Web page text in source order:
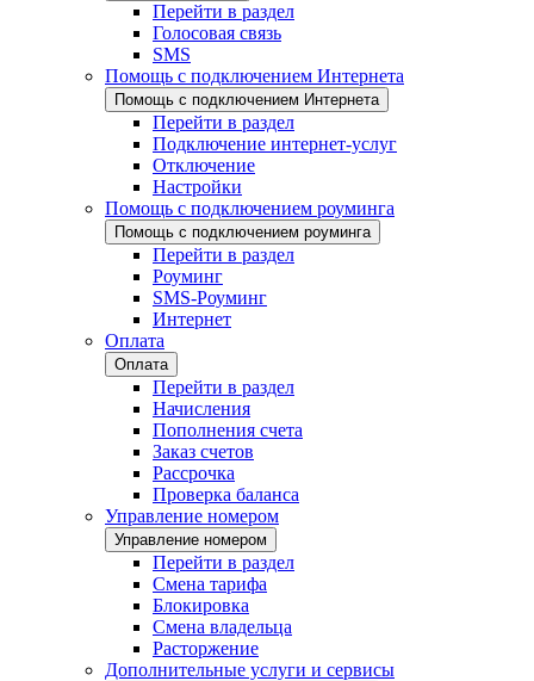
Перейти в раздел
Голосовая связь
SMS
Помощь с подключением Интернета
Помощь с подключением Интернета
Перейти в раздел
Подключение интернет-услуг
Отключение
Настройки
Помощь с подключением роуминга
Помощь с подключением роуминга
Перейти в раздел
Роуминг
SMS-Роуминг
Интернет
Оплата
Оплата
Перейти в раздел
Начисления
Пополнения счета
Заказ счетов
Рассрочка
Проверка баланса
Управление номером
Управление номером
Перейти в раздел
Смена тарифа
Блокировка
Смена владельца
Расторжение
Дополнительные услуги и сервисы